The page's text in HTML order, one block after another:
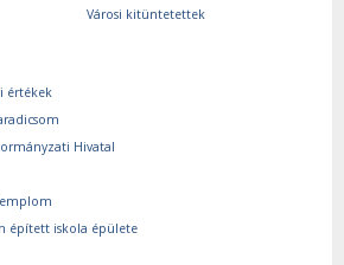
Városi kitüntetettek
értékek
Hivatal
épített iskola épülete